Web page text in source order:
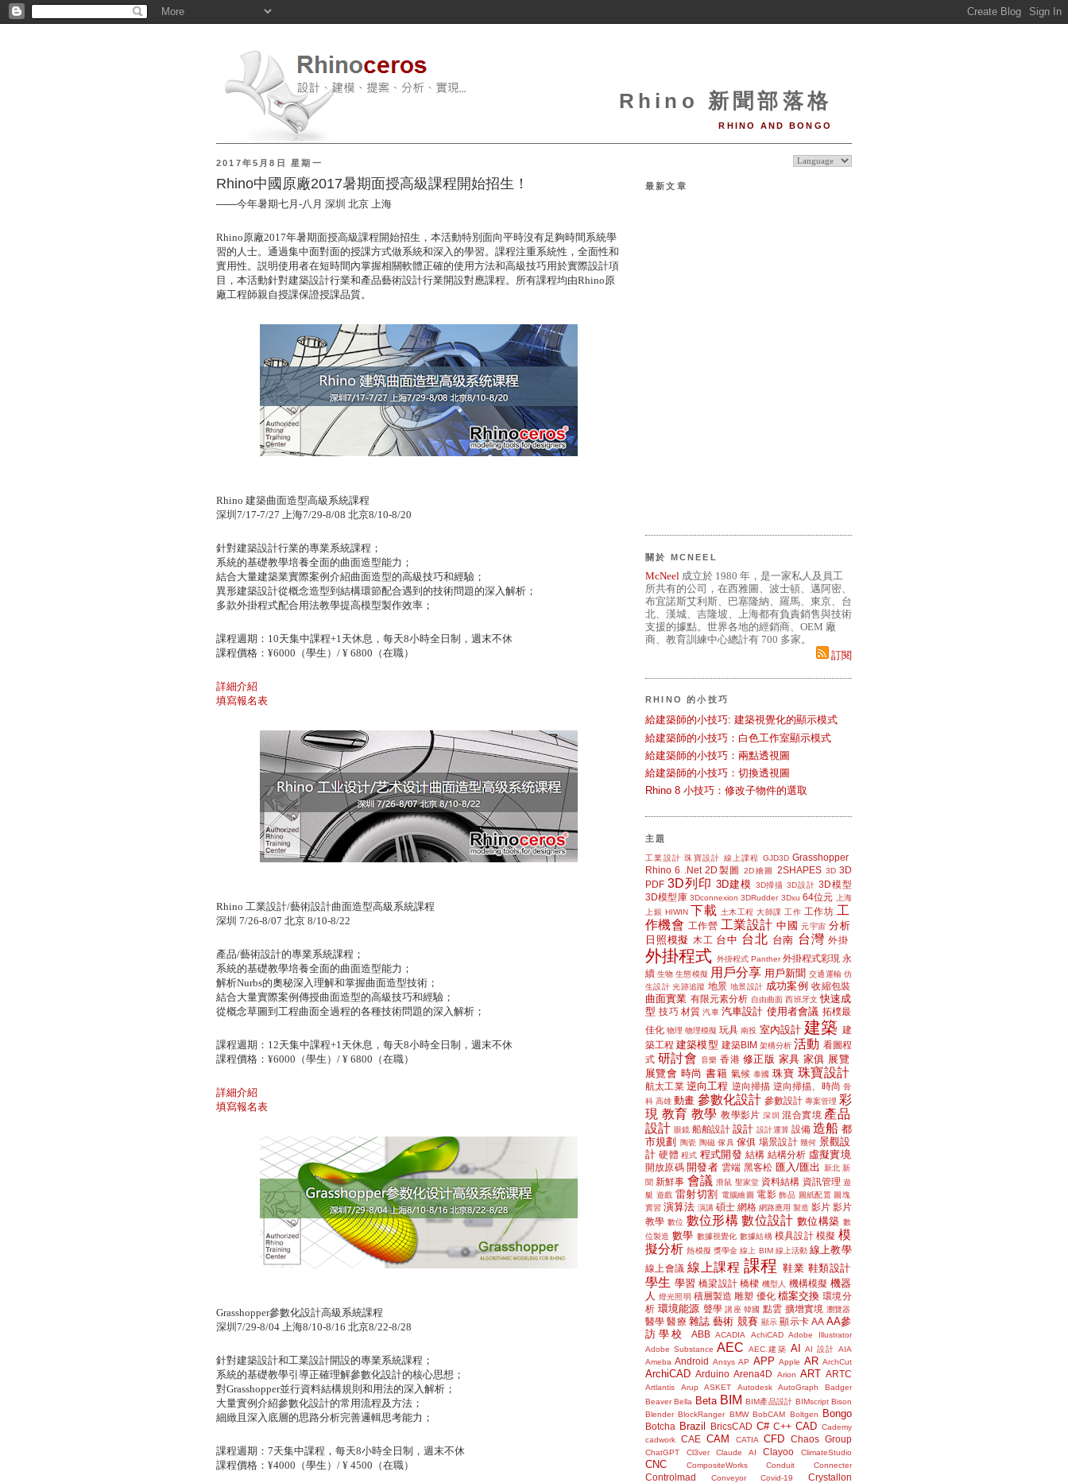
Rhino 新聞部落格
RHINO AND BONGO
2017年5月8日 星期一
Rhino中國原廠2017暑期面授高級課程開始招生！
——今年暑期七月 -八月 深圳 北京 上海
Rhino原廠2017年暑期面授高級課程開始招生，本活動特別面向平時沒有足夠時間系統學
習的人士。通過集中面對面的授課方式做系統和深入的學習。課程注重系統性，全面性和
實用性。説明使用者在短時間內掌握相關軟體正確的使用方法和高級技巧用於實際設計項
目，本活動針對建築設計行業和產品藝術設計行業開設對應課程。所有課程均由Rhino原
廠工程師親自授課保證授課品質。
Rhino 建築曲面造型高級系統課程
深圳 7/17-7/27 上海7/29-8/08 北京8/10-8/20
針對建築設計行業的專業系統課程；
系統的基礎教學培養全面的曲面造型能力；
結合大量建築業實際案例介紹曲面造型的高級技巧和經驗；
異形建築設計從概念造型到結構環節配合遇到的技術問題的深入解析；
多款外掛程式配合用法教學提高模型製作效率；
課程週期： 10天集中課程+1天休息，每天8小時全日制，週末不休
課程價格： ¥6000 （學生） / ¥ 6800 （在職）
詳細介紹
填寫報名表
Rhino 工業設計/藝術設計曲面造型高級系統課程
深圳 7/26-8/07 北京 8/10-8/22
產品/藝術設計的專業系統課程；
系統的基礎教學培養全面的曲面造型能力；
解析Nurbs的奧秘深入理解和掌握曲面造型技術；
結合大量實際案例傳授曲面造型的高級技巧和經驗；
從概念草圖到工程曲面全過程的各種技術問題的深入解析；
課程週期： 12天集中課程+1天休息，每天8小時全日制，週末不休
課程價格： ¥6000 （學生） / ¥ 6800 （在職）
詳細介紹
填寫報名表
Grasshopper參數化設計高級系統課程
深圳 7/29-8/04 上海8/10-8/16 北京8/22-8/28
針對建築設計和工業設計開設的專業系統課程；
系統的基礎教學引導正確理解參數化設計的核心思想；
對Grasshopper並行資料結構規則和用法的深入解析；
大量實例介紹參數化設計的常用流程及方法；
細緻且深入底層的思路分析完善邏輯思考能力；
課程週期： 7天集中課程，每天8小時全日制，週末不休
課程價格： ¥4000 （學生） / ¥ 4500 （在職）
最新文章
關於 MCNEEL
McNeel 成立於 1980 年，是一家私人及員工
所共有的公司，在西雅圖、波士頓、邁阿密、
布宜諾斯艾利斯、巴塞隆納、羅馬、東京、台
北、漢城、吉隆坡、上海都有負責銷售與技術
支援的據點。世界各地的經銷商、OEM 廠
商、教育訓練中心總計有 700 多家。
訂閱
RHINO 的小技巧
給建築師的小技巧: 建築視覺化的顯示模式
給建築師的小技巧：白色工作室顯示模式
給建築師的小技巧：兩點透視圖
給建築師的小技巧：切換透視圖
Rhino 8 小技巧：修改子物件的選取
主題
工業設計 珠寶設計 線上課程 GJD3D Grasshopper
Rhino 6
.Net 2D製圖 2D繪圖 2SHAPES 3D 3D
PDF 3D列印 3D建模 3D掃描 3D設計 3D模型
3D模型庫 3Dconnexion 3DRudder 3Dxu 64位元
上海
上銀 HIWIN 下載 土木工程 大師課 工作 工作坊 工
作機會 工作營 工業設計 中國 元宇宙 分析
日照模擬
木工 台中 台北 台南 台灣 外掛
外掛程式 外掛程式 Panther 外掛程式彩現 永
續 生物 生態模擬 用戶分享 用戶新聞 交通運輸 仿
生設計 光跡追蹤 地景 地景設計 成功案例 收縮包裝
曲面實業 有限元素分析 自由曲面 西班牙文 快速成
型 技巧 材質 汽車 汽車設計 使用者會議 拓樸最
佳化 物理 物理模擬 玩具 南投 室內設計 建築 建
築工程 建築模型 建築BIM 架構分析 活動 看圖程
式 研討會 音樂 香港 修正版 家具 家俱 展覽
展覽會 時尚 書籍 氣候 泰國 珠寶 珠寶設計
航太工業 逆向工程 逆向掃描 逆向掃描、時尚 骨
科 高雄 動畫 參數化設計 參數設計 專案管理 彩
現 教育 教學 教學影片 深圳 混合實境 產品
設計 眼鏡 船舶設計 設計 設計運算 設備 造船 都
市規劃
陶瓷 陶磁 傢具 傢俱 場景設計 幾何 景觀設
計 硬體 程式 程式開發 結構 結構分析 虛擬實境
開放原碼 開發者 雲端 黑客松 匯入/匯出 新北 新
聞 新鮮事 會議 滑鼠 聖家堂 資料結構 資訊管理 遊
艇 遊戲 雷射切割 電腦繪圖 電影 飾品 圖紙配置 圖塊
實習 演算法 演講 碩士 網格 網路應用 製造 影片 影片
教學 數位 數位形構 數位設計 數位構築 數
位製造 數學 數據視覺化 數據結構 模具設計 模擬 模
擬分析 熱模擬 獎學金 線上 BIM 線上活動 線上教學
線上會議 線上課程 課程 鞋業 鞋類設計
學生 學習 橋梁設計 橋樑 機型人 機構模擬 機器
人
燈光照明 積層製造 雕塑 優化 檔案交換 環境分
析 環境能源 聲學 講座 韓國 點雲 擴增實境 瀏覽器
醫學 醫療 雜誌 藝術 競賽 顯示 顯示卡 AA AA參
訪學校
ABB ACADIA AchiCAD
Adobe Illustrator
Adobe Substance AEC AEC.建築 AI AI 設計 AIA
Ameba Android Ansys AP APP Apple AR ArchCut
ArchiCAD Arduino Arena4D Arion ART ARTC
Artlantis Arup ASKET Autodesk AutoGraph
Badger
Beaver Bella Beta BIM BIM產品設計 BIMscript Bison
Blender BlockRanger BMW BobCAM Boltgen Bongo
Botcha Brazil BricsCAD C# C++ CAD Cademy
cadwork
CAE CAM CATIA CFD Chaos Group
ChatGPT Cl3ver Claude AI Clayoo ClimateStudio
CNC CompositeWorks Conduit Connecter
Controlmad Conveyor Covid-19 Crystallon